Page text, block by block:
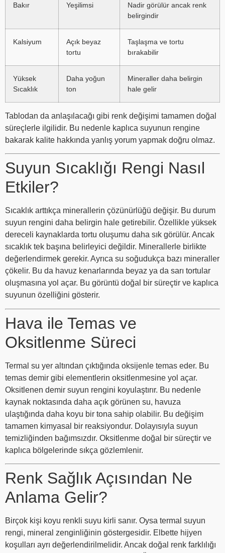
Bakır Yeşilimsi
Nadir görülür ancak renk
belirgindir
Kalsiyum
Açık beyaz
tortu
Taşlaşma ve tortu
bırakabilir
Yüksek
Sıcaklık
Daha yoğun
ton
Mineraller daha belirgin
hale gelir
Tablodan da anlaşılacağı gibi renk değişimi tamamen doğal
süreçlerle ilgilidir. Bu nedenle kaplıca suyunun rengine
bakarak kalite hakkında yanlış yorum yapmak doğru olmaz.
Suyun Sıcaklığı Rengi Nasıl
Etkiler?
Sıcaklık arttıkça minerallerin çözünürlüğü değişir. Bu durum
suyun rengini daha belirgin hale getirebilir. Özellikle yüksek
dereceli kaynaklarda tortu oluşumu daha sık görülür. Ancak
sıcaklık tek başına belirleyici değildir. Minerallerle birlikte
değerlendirmek gerekir. Ayrıca su soğudukça bazı mineraller
çökelir. Bu da havuz kenarlarında beyaz ya da sarı tortular
oluşmasına yol açar. Bu görüntü doğal bir süreçtir ve kaplıca
suyunun özelliğini gösterir.
Hava ile Temas ve
Oksitlenme Süreci
Termal su yer altından çıktığında oksijenle temas eder. Bu
temas demir gibi elementlerin oksitlenmesine yol açar.
Oksitlenen demir suyun rengini koyulaştırır. Bu nedenle
kaynak noktasında daha açık görünen su, havuza
ulaştığında daha koyu bir tona sahip olabilir. Bu değişim
tamamen kimyasal bir reaksiyondur. Dolayısıyla suyun
temizliğinden bağımsızdır. Oksitlenme doğal bir süreçtir ve
kaplıca bölgelerinde sıkça gözlemlenir.
Renk Sağlık Açısından Ne
Anlama Gelir?
Birçok kişi koyu renkli suyu kirli sanır. Oysa termal suyun
rengi, mineral zenginliğinin göstergesidir. Elbette hijyen
koşulları ayrı değerlendirilmelidir. Ancak doğal renk farklılığı